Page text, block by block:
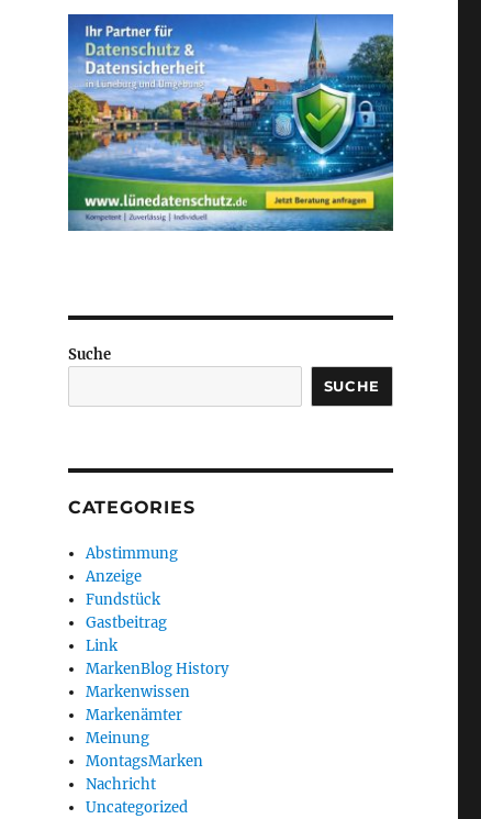
Suche
SUCHE
CATEGORIES
Abstimmung
Anzeige
Fundstück
Gastbeitrag
Link
MarkenBlog History
Markenwissen
Markenämter
Meinung
MontagsMarken
Nachricht
Uncategorized